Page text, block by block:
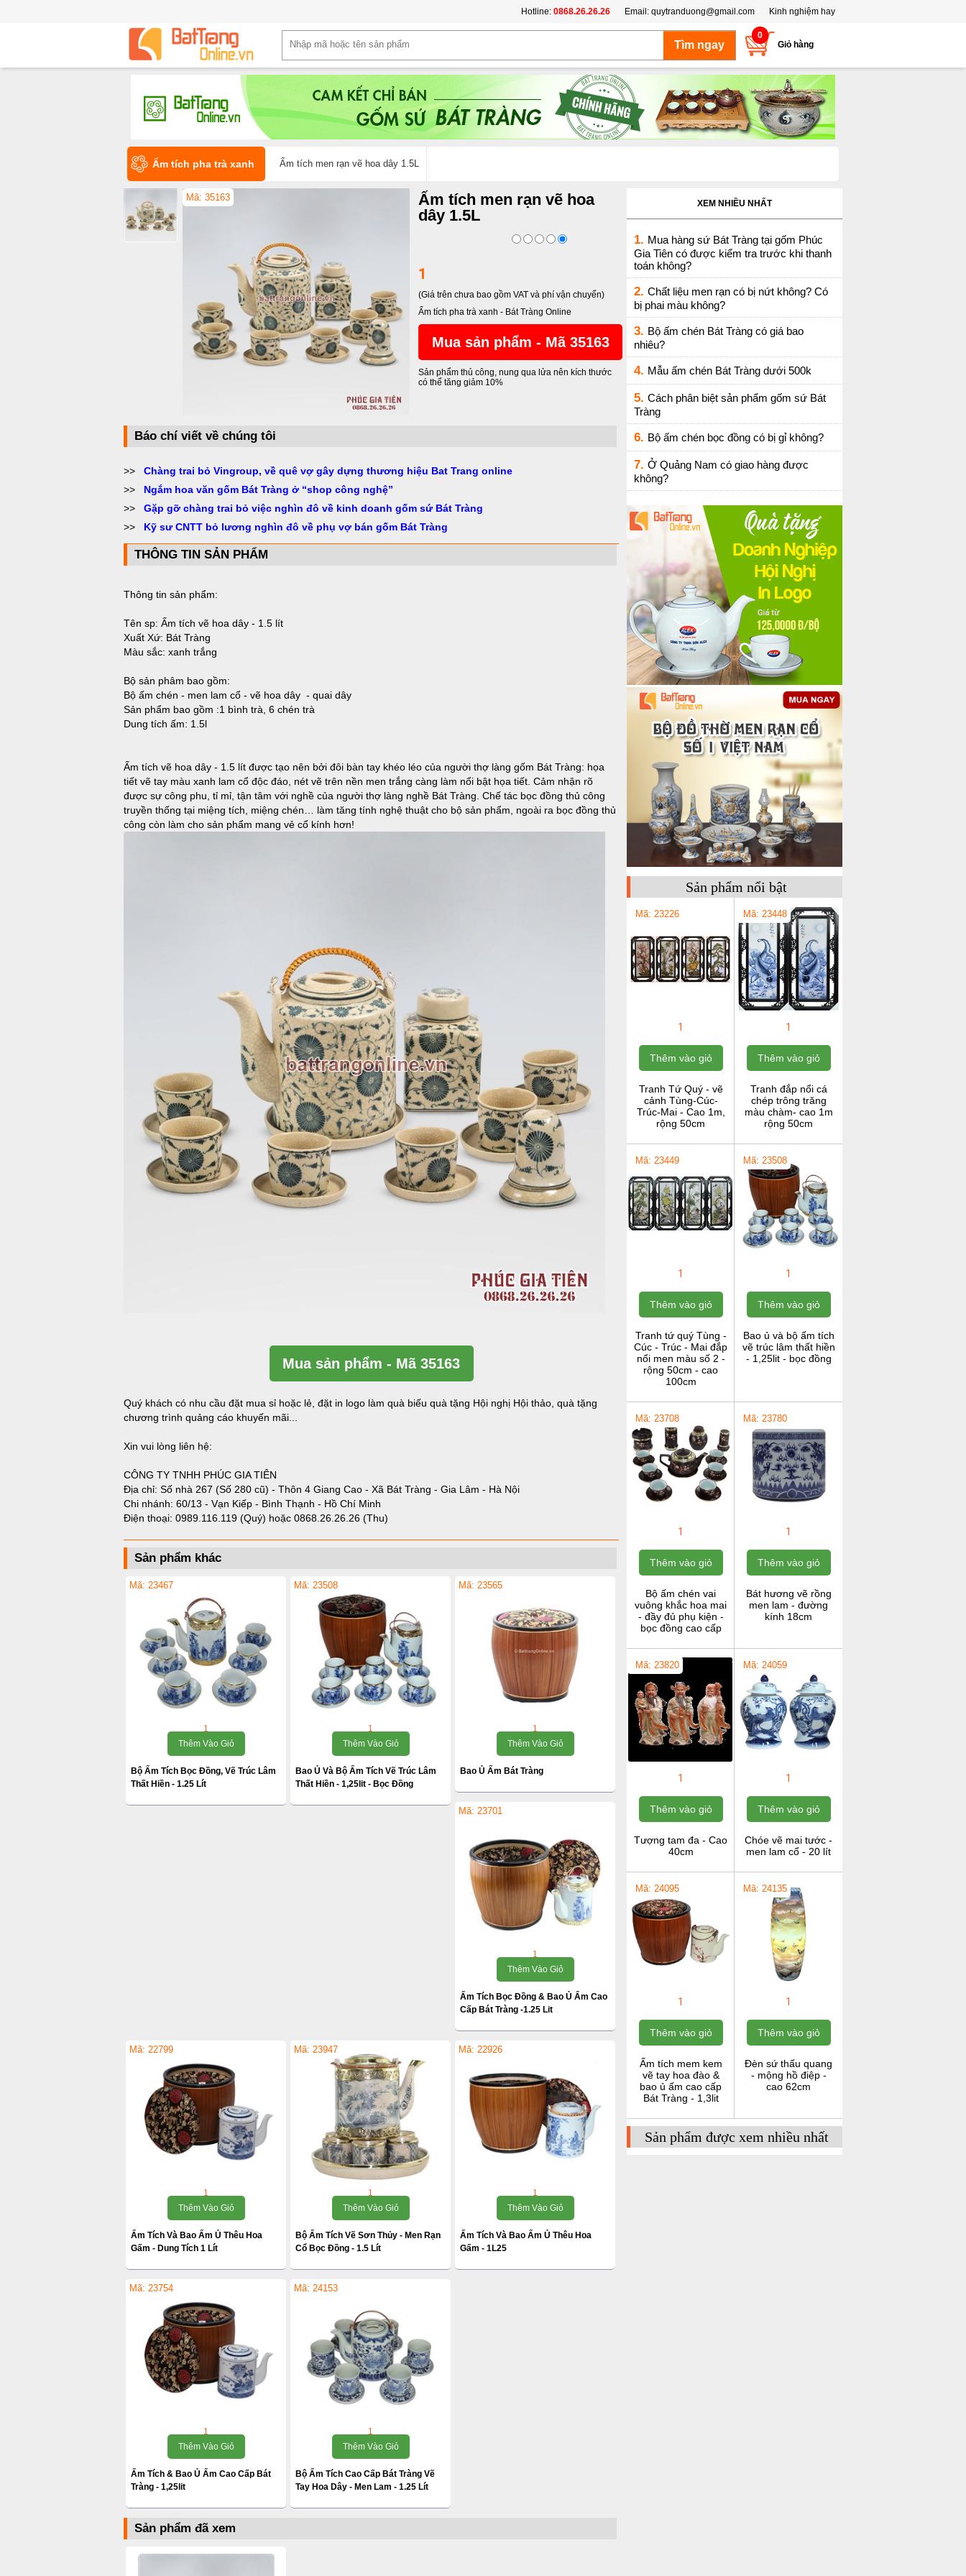
Hotline: 0868.26.26.26 Email: quytranduong@gmail.com Kinh nghiệm hay
0
Giỏ hàng
Ấm tích pha trà xanh Ấm tích men rạn vẽ hoa dây 1.5L
Mã: 35163
Ấm tích men rạn vẽ hoa
dây 1.5L
1
(Giá trên chưa bao gồm VAT và phí vận chuyển)
Ấm tích pha trà xanh - Bát Tràng Online
Mua sản phẩm - Mã 35163
Sản phẩm thủ công, nung qua lửa nên kích thước
có thể tăng giảm 10%
Báo chí viết về chúng tôi
>> Chàng trai bỏ Vingroup, về quê vợ gây dựng thương hiệu Bat Trang online
>> Ngắm hoa văn gốm Bát Tràng ở “shop công nghệ”
>> Gặp gỡ chàng trai bỏ việc nghìn đô về kinh doanh gốm sứ Bát Tràng
>> Kỹ sư CNTT bỏ lương nghìn đô về phụ vợ bán gốm Bát Tràng
THÔNG TIN SẢN PHẨM
Thông tin sản phẩm:
Tên sp: Ấm tích vẽ hoa dây - 1.5 lít
Xuất Xứ: Bát Tràng
Màu sắc: xanh trắng
Bộ sản phâm bao gồm:
Bộ ấm chén - men lam cổ - vẽ hoa dây - quai dây
Sản phẩm bao gồm :1 bình trà, 6 chén trà
Dung tích ấm: 1.5l
Ấm tích vẽ hoa dây - 1.5 lít được tạo nên bởi đôi bàn tay khéo léo của người thợ làng gốm Bát Tràng: họa
tiết vẽ tay màu xanh lam cổ độc đáo, nét vẽ trên nền men trắng càng làm nổi bật họa tiết. Cảm nhận rõ
được sự công phu, tỉ mỉ, tận tâm với nghề của người thợ làng nghề Bát Tràng. Chế tác bọc đồng thủ công
truyền thống tại miệng tích, miệng chén… làm tăng tính nghệ thuật cho bộ sản phẩm, ngoài ra bọc đồng thủ
công còn làm cho sản phẩm mang vẻ cổ kính hơn!
Mua sản phẩm - Mã 35163
Quý khách có nhu cầu đặt mua sỉ hoặc lẻ, đặt in logo làm quà biếu quà tặng Hội nghị Hội thảo, quà tặng
chương trình quảng cáo khuyến mãi...
Xin vui lòng liên hệ:
CÔNG TY TNHH PHÚC GIA TIÊN
Địa chỉ: Số nhà 267 (Số 280 cũ) - Thôn 4 Giang Cao - Xã Bát Tràng - Gia Lâm - Hà Nội
Chi nhánh: 60/13 - Vạn Kiếp - Bình Thạnh - Hồ Chí Minh
Điện thoại: 0989.116.119 (Quý) hoặc 0868.26.26.26 (Thu)
Sản phẩm khác
Mã: 23467
1
Thêm Vào Giỏ
Bộ Ấm Tích Bọc Đồng, Vẽ Trúc Lâm
Thất Hiền - 1.25 Lít
Mã: 23508
1
Thêm Vào Giỏ
Bao Ủ Và Bộ Ấm Tích Vẽ Trúc Lâm
Thất Hiền - 1,25lit - Bọc Đồng
Mã: 23565
1
Thêm Vào Giỏ
Bao Ủ Ấm Bát Tràng
Mã: 23701
1
Thêm Vào Giỏ
Ấm Tích Bọc Đồng & Bao Ủ Ấm Cao
Cấp Bát Tràng -1.25 Lit
Mã: 22799
1
Thêm Vào Giỏ
Ấm Tích Và Bao Ấm Ủ Thêu Hoa
Gấm - Dung Tích 1 Lít
Mã: 23947
1
Thêm Vào Giỏ
Bộ Ấm Tích Vẽ Sơn Thủy - Men Rạn
Cổ Bọc Đồng - 1.5 Lít
Mã: 22926
1
Thêm Vào Giỏ
Ấm Tích Và Bao Ấm Ủ Thêu Hoa
Gấm - 1L25
Mã: 23754
1
Thêm Vào Giỏ
Ấm Tích & Bao Ủ Ấm Cao Cấp Bát
Tràng - 1,25lit
Mã: 24153
1
Thêm Vào Giỏ
Bộ Ấm Tích Cao Cấp Bát Tràng Vẽ
Tay Hoa Dây - Men Lam - 1.25 Lít
Sản phẩm đã xem
XEM NHIỀU NHẤT
1. Mua hàng sứ Bát Tràng tại gốm Phúc
Gia Tiên có được kiểm tra trước khi thanh
toán không?
2. Chất liệu men rạn có bị nứt không? Có
bị phai màu không?
3. Bộ ấm chén Bát Tràng có giá bao
nhiêu?
4. Mẫu ấm chén Bát Tràng dưới 500k
5. Cách phân biệt sản phẩm gốm sứ Bát
Tràng
6. Bộ ấm chén bọc đồng có bị gỉ không?
7. Ở Quảng Nam có giao hàng được
không?
Sản phẩm nổi bật
Mã: 23226
1
Thêm vào giỏ
Tranh Tứ Quý - vẽ
cảnh Tùng-Cúc-
Trúc-Mai - Cao 1m,
rộng 50cm
Mã: 23448
1
Thêm vào giỏ
Tranh đắp nổi cá
chép trông trăng
màu chàm- cao 1m
rộng 50cm
Mã: 23449
1
Thêm vào giỏ
Tranh tứ quý Tùng -
Cúc - Trúc - Mai đắp
nổi men màu số 2 -
rộng 50cm - cao
100cm
Mã: 23508
1
Thêm vào giỏ
Bao ủ và bộ ấm tích
vẽ trúc lâm thất hiền
- 1,25lit - bọc đồng
Mã: 23708
1
Thêm vào giỏ
Bộ ấm chén vai
vuông khắc hoa mai
- đầy đủ phụ kiện -
bọc đồng cao cấp
Mã: 23780
1
Thêm vào giỏ
Bát hương vẽ rồng
men lam - đường
kính 18cm
Mã: 23820
1
Thêm vào giỏ
Tượng tam đa - Cao
40cm
Mã: 24059
1
Thêm vào giỏ
Chóe vẽ mai tước -
men lam cổ - 20 lít
Mã: 24095
1
Thêm vào giỏ
Ấm tích mem kem
vẽ tay hoa đào &
bao ủ ấm cao cấp
Bát Tràng - 1,3lit
Mã: 24135
1
Thêm vào giỏ
Đèn sứ thấu quang
- mộng hồ điệp -
cao 62cm
Sản phẩm được xem nhiều nhất